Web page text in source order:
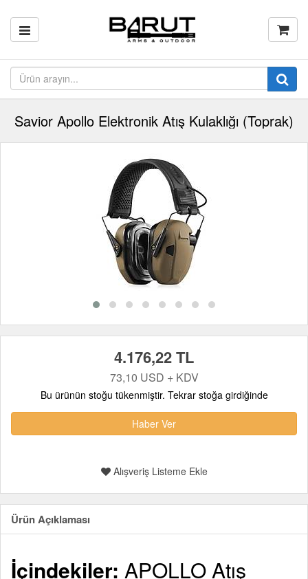
Savior Apollo Elektronik Atış Kulaklığı (Toprak)
4.176,22 TL
73,10 USD + KDV
Bu ürünün stoğu tükenmiştir. Tekrar stoğa girdiğinde
Haber Ver
Alışveriş Listeme Ekle
Ürün Açıklaması
İçindekiler: APOLLO Atış